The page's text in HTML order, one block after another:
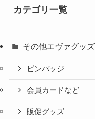
カテゴリ一覧
その他エヴァグッズ
ピンバッジ
会員カードなど
販促グッズ